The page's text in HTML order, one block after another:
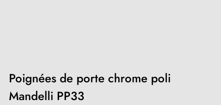
Poignées de porte chrome poli
Mandelli PP33